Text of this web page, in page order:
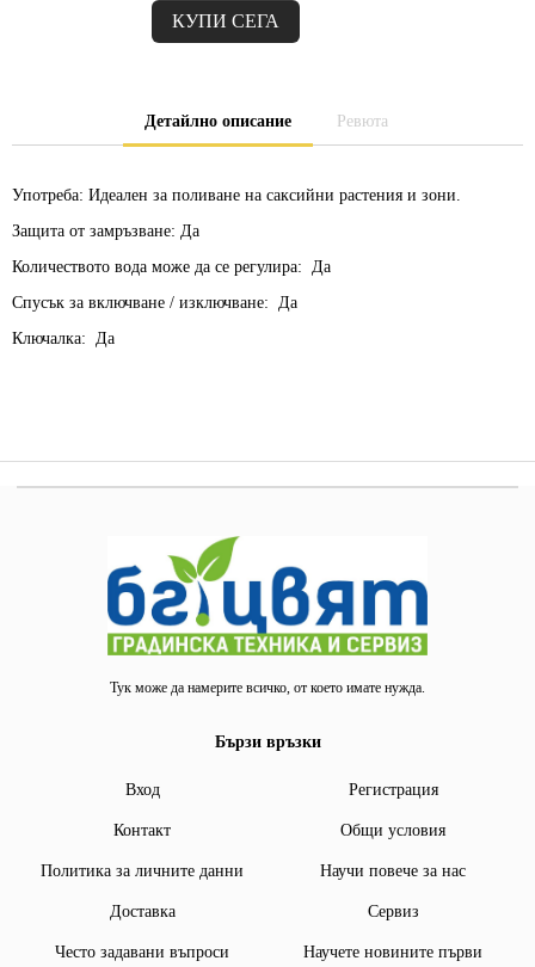
Детайлно описание Ревюта
Употреба: Идеален за поливане на саксийни растения и зони.
Защита от замръзване: Да
Количеството вода може да се регулира: Да
Спусък за включване / изключване: Да
Ключалка: Да
Тук може да намерите всичко, от което имате нужда.
Бързи връзки
Вход Регистрация
Контакт Общи условия
Политика за личните данни Научи повече за нас
Доставка Сервиз
Често задавани въпроси Научете новините първи